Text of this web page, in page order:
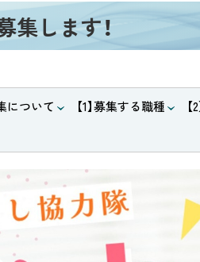
します！
について 【1】募集する職種